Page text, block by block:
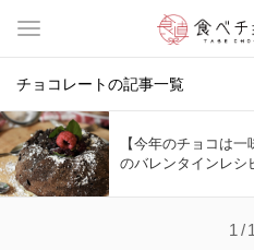
チョコレートの記事一覧
【今年のチョコは
のバレンタインレシ
1/1